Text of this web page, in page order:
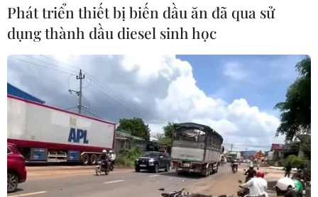
Iran đề xuất thành lập liên minh an
ninh giữa các nước Hồi giáo trong
khu vực
04/08/2026 03:21
Iran ra điều kiện gì với Mỹ
trước khi mở lại Eo biển Hormuz?
03/08/2026 16:12
Phát triển thiết bị biến dầu ăn đã qua sử
dụng thành dầu diesel sinh học